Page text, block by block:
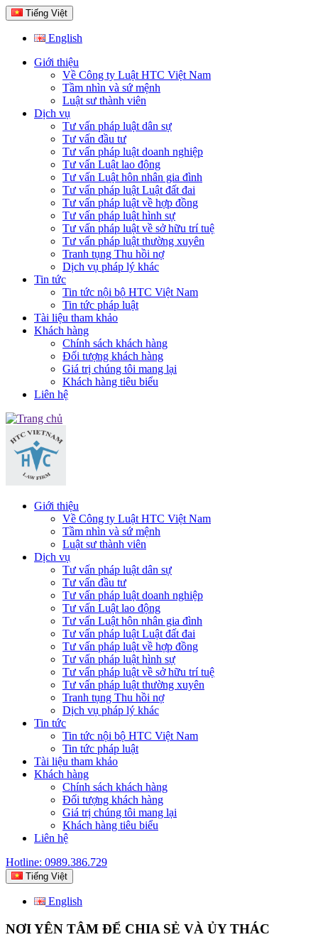
Tiếng Việt
English
Giới thiệu
Về Công ty Luật HTC Việt Nam
Tầm nhìn và sứ mệnh
Luật sư thành viên
Dịch vụ
Tư vấn pháp luật dân sự
Tư vấn đầu tư
Tư vấn pháp luật doanh nghiệp
Tư vấn Luật lao động
Tư vấn Luật hôn nhân gia đình
Tư vấn pháp luật Luật đất đai
Tư vấn pháp luật về hợp đồng
Tư vấn pháp luật hình sự
Tư vấn pháp luật về sở hữu trí tuệ
Tư vấn pháp luật thường xuyên
Tranh tụng Thu hồi nợ
Dịch vụ pháp lý khác
Tin tức
Tin tức nội bộ HTC Việt Nam
Tin tức pháp luật
Tài liệu tham khảo
Khách hàng
Chính sách khách hàng
Đối tượng khách hàng
Giá trị chúng tôi mang lại
Khách hàng tiêu biểu
Liên hệ
Giới thiệu
Về Công ty Luật HTC Việt Nam
Tầm nhìn và sứ mệnh
Luật sư thành viên
Dịch vụ
Tư vấn pháp luật dân sự
Tư vấn đầu tư
Tư vấn pháp luật doanh nghiệp
Tư vấn Luật lao động
Tư vấn Luật hôn nhân gia đình
Tư vấn pháp luật Luật đất đai
Tư vấn pháp luật về hợp đồng
Tư vấn pháp luật hình sự
Tư vấn pháp luật về sở hữu trí tuệ
Tư vấn pháp luật thường xuyên
Tranh tụng Thu hồi nợ
Dịch vụ pháp lý khác
Tin tức
Tin tức nội bộ HTC Việt Nam
Tin tức pháp luật
Tài liệu tham khảo
Khách hàng
Chính sách khách hàng
Đối tượng khách hàng
Giá trị chúng tôi mang lại
Khách hàng tiêu biểu
Liên hệ
Hotline: 0989.386.729
Tiếng Việt
English
NƠI YÊN TÂM ĐỂ CHIA SẺ VÀ ỦY THÁC